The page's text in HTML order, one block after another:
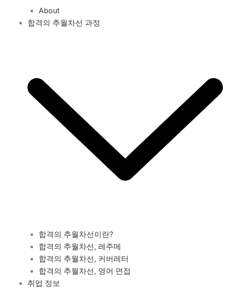
About
합격의 추월차선 과정
합격의 추월차선이란?
합격의 추월차선, 레주메
합격의 추월차선, 커버레터
합격의 추월차선, 영어 면접
취업 정보